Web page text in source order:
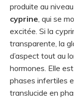
produite au
cyprine, qui se
excitée. Si la
transparente, la
d’aspect tout au
hormones. Elle
phases infertiles
translucide en